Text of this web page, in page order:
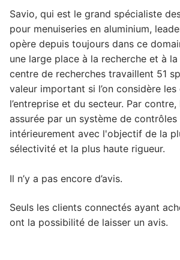
Savio, qui est le grand spécialiste
pour menuiseries en aluminium,
opère depuis toujours dans ce
une large place à la recherche et à
centre de recherches travaillent 51
valeur important si l’on considère
l’entreprise et du secteur. Par
assurée par un système de
intérieurement avec l'objectif de la
sélectivité et la plus haute rigueur.
Il n’y a pas encore d’avis.
Seuls les clients connectés ayant
ont la possibilité de laisser un avis.